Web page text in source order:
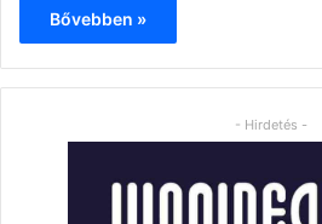
Bővebben »
- Hirdetés -